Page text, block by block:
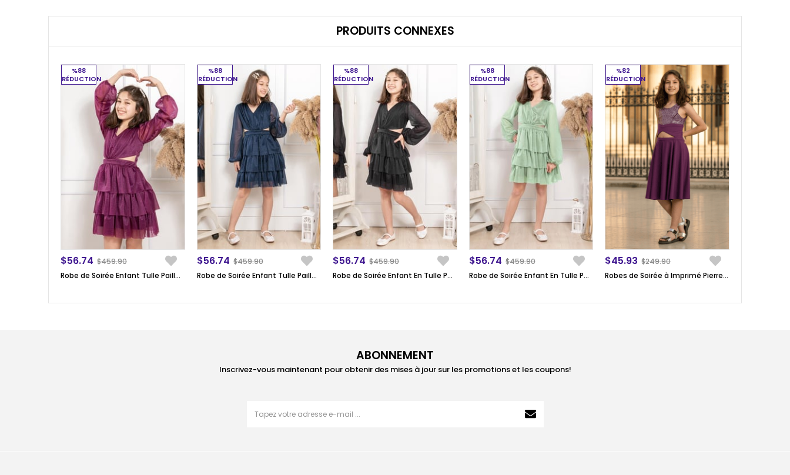
PRODUITS CONNEXES
Robe de Soirée Enfant Tulle Pailleté Froufrou Prune MDV308
$56.74 $459.90
%88
RÉDUCTION
Robe de Soirée Enfant Tulle Pailleté Froufrou Bleu Marin MDV308
$56.74 $459.90
%88
RÉDUCTION
Robe de Soirée Enfant En Tulle Pailleté à Volants Noir MDV308
$56.74 $459.90
%88
RÉDUCTION
Robe de Soirée Enfant En Tulle Pailleté à Volants Vert MDV308
$56.74 $459.90
%88
RÉDUCTION
Robes de Soirée à Imprimé Pierre 9-14 Ans Lila MDV320
$45.93 $249.90
%82
RÉDUCTION
ABONNEMENT
Inscrivez-vous maintenant pour obtenir des mises à jour sur les promotions et les coupons!